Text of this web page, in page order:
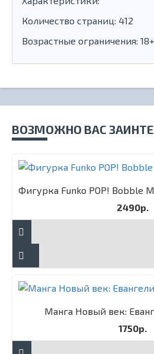
Количество страниц: 412
Возрастные ограничения: 18+
ВОЗМОЖНО ВАС
2490р.
Манга Новый век:
1750р.